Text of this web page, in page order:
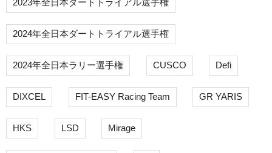
2024年全日本ダートトライアル選手権
2024年全日本ラリー選手権 CUSCO Defi
DIXCEL FIT-EASY Racing Team GR YARIS
HKS LSD Mirage